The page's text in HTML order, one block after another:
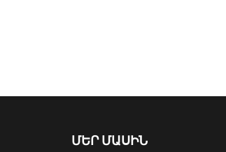
ՄԵՐ ՄԱՍԻՆ